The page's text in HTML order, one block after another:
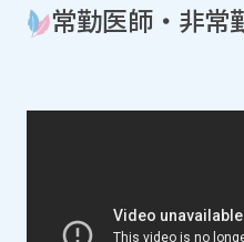
常勤医師・非常